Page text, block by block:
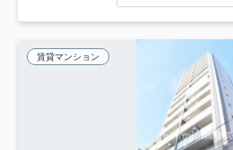
賃貸マンション